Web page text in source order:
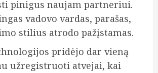
pinigus naujam partneriui.
vadovo vardas, parašas,
stilius atrodo pažįstamas.
pridėjo dar vieną
užregistruoti atvejai, kai